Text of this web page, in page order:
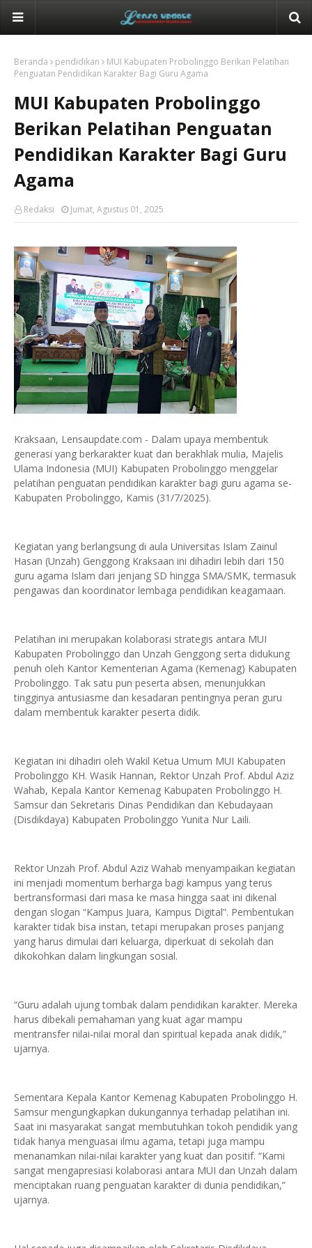
Beranda pendidikan
MUI Kabupaten Probolinggo Berikan Pelatihan
Penguatan Pendidikan Karakter Bagi Guru Agama
MUI Kabupaten Probolinggo
Berikan Pelatihan Penguatan
Pendidikan Karakter Bagi Guru
Agama
Redaksi Jumat, Agustus 01, 2025
Kraksaan, Lensaupdate.com - Dalam upaya membentuk
generasi yang berkarakter kuat dan berakhlak mulia, Majelis
Ulama Indonesia (MUI) Kabupaten Probolinggo menggelar
pelatihan penguatan pendidikan karakter bagi guru agama se-
Kabupaten Probolinggo, Kamis (31/7/2025).
Kegiatan yang berlangsung di aula Universitas Islam Zainul
Hasan (Unzah) Genggong Kraksaan ini dihadiri lebih dari 150
guru agama Islam dari jenjang SD hingga SMA/SMK, termasuk
pengawas dan koordinator lembaga pendidikan keagamaan.
Pelatihan ini merupakan kolaborasi strategis antara MUI
Kabupaten Probolinggo dan Unzah Genggong serta didukung
penuh oleh Kantor Kementerian Agama (Kemenag) Kabupaten
Probolinggo. Tak satu pun peserta absen, menunjukkan
tingginya antusiasme dan kesadaran pentingnya peran guru
dalam membentuk karakter peserta didik.
Kegiatan ini dihadiri oleh Wakil Ketua Umum MUI Kabupaten
Probolinggo KH. Wasik Hannan, Rektor Unzah Prof. Abdul Aziz
Wahab, Kepala Kantor Kemenag Kabupaten Probolinggo H.
Samsur dan Sekretaris Dinas Pendidikan dan Kebudayaan
(Disdikdaya) Kabupaten Probolinggo Yunita Nur Laili.
Rektor Unzah Prof. Abdul Aziz Wahab menyampaikan kegiatan
ini menjadi momentum berharga bagi kampus yang terus
bertransformasi dari masa ke masa hingga saat ini dikenal
dengan slogan “Kampus Juara, Kampus Digital”. Pembentukan
karakter tidak bisa instan, tetapi merupakan proses panjang
yang harus dimulai dari keluarga, diperkuat di sekolah dan
dikokohkan dalam lingkungan sosial.
“Guru adalah ujung tombak dalam pendidikan karakter. Mereka
harus dibekali pemahaman yang kuat agar mampu
mentransfer nilai-nilai moral dan spiritual kepada anak didik,”
ujarnya.
Sementara Kepala Kantor Kemenag Kabupaten Probolinggo H.
Samsur mengungkapkan dukungannya terhadap pelatihan ini.
Saat ini masyarakat sangat membutuhkan tokoh pendidik yang
tidak hanya menguasai ilmu agama, tetapi juga mampu
menanamkan nilai-nilai karakter yang kuat dan positif. “Kami
sangat mengapresiasi kolaborasi antara MUI dan Unzah dalam
menciptakan ruang penguatan karakter di dunia pendidikan,”
ujarnya.